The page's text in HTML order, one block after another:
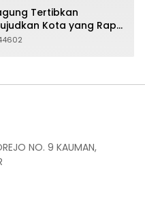
Tertibkan
Kota yang Rapi
NO. 9 KAUMAN,